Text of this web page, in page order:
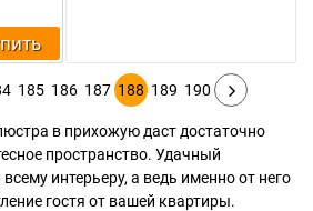
185 186 187 188 189 190
в прихожую даст достаточно
пространство. Удачный
интерьеру, а ведь именно от него
гостя от вашей квартиры.